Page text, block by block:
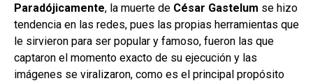
Paradójicamente, la muerte de César Gastelum se hizo
tendencia en las redes, pues las propias herramientas que
le sirvieron para ser popular y famoso, fueron las que
captaron el momento exacto de su ejecución y las
imágenes se viralizaron, como es el principal propósito